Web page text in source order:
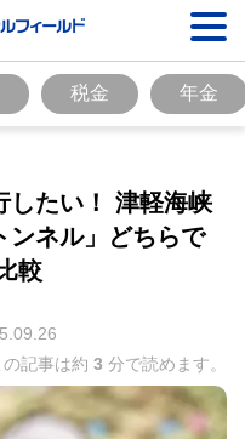
税金 年金
したい！ 津軽海峡
ンネル」どちらで
較
の記事は約 3 分で読めます。